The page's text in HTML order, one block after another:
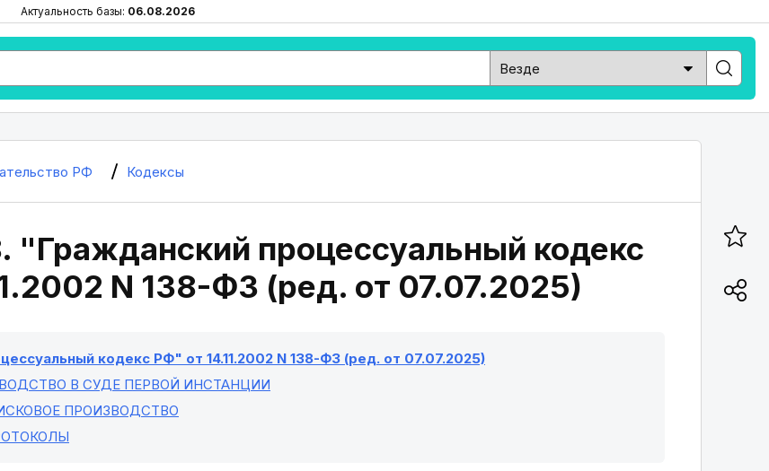
Актуальность базы: 06.08.2026
РФ Кодексы
"Гражданский процессуальный кодекс
N 138-ФЗ (ред. от 07.07.2025)
кодекс РФ" от 14.11.2002 N 138-ФЗ (ред. от 07.07.2025)
В СУДЕ ПЕРВОЙ ИНСТАНЦИИ
ПРОИЗВОДСТВО